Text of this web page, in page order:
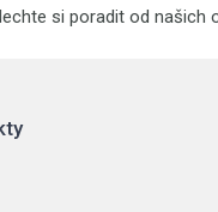
si poradit od našich